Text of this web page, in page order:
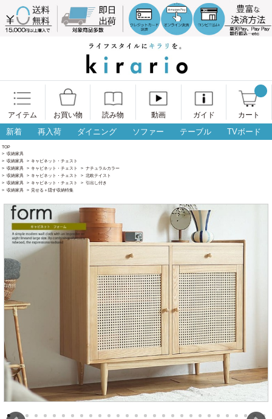
アイテム お買い物 読み物 動画 ガイド カート
新着 再入荷 ダイニング ソファー テーブル TVボード
TOP
> 収納家具
> 収納家具 > キャビネット・チェスト
> 収納家具 > キャビネット・チェスト > ナチュラルカラー
> 収納家具 > キャビネット・チェスト > 北欧テイスト
> 収納家具 > キャビネット・チェスト > 引出し付き
> 収納家具 > 見せる＋隠す収納特集